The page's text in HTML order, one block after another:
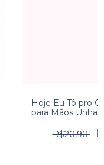
Hoje Eu Tô pro
para Mãos
R$20,90